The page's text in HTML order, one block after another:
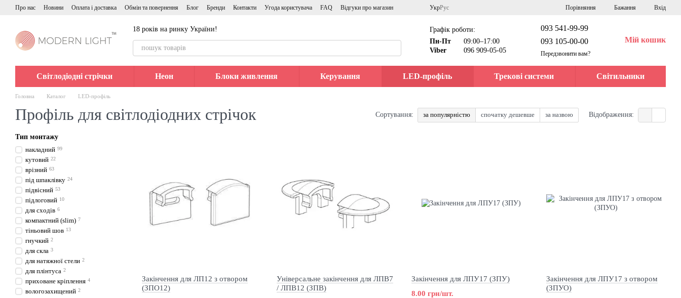
Перейти до основного контенту
Про нас Новини Оплата і доставка Обмін та повернення Блог Бренди Контакти Угода користувача FAQ Відгуки про магазин УкрРус Порівняння Бажання Вхід
18 років на ринку України!
Графік роботи:
Пн-Пт
09:00–17:00
Viber
096 909-05-05
093 541-99-99
093 105-00-00
Передзвонити вам?
Мій кошик
Світлодіодні стрічки Неон Блоки живлення Керування LED-профіль Трекові системи Світильники
Головна Каталог LED-профіль
Профіль для світлодіодних стрічок Сортування: за популярністю спочатку дешевше за назвою Відображення:
Закінчення для ЛП12 з отвором
(ЗПО12)
Універсальне закінчення для ЛПВ7
/ ЛПВ12 (ЗПВ)
Закінчення для ЛПУ17 (ЗПУ)
8.00 грн/шт.
Закінчення для ЛПУ17 з отвором
(ЗПУО)
Тип монтажу
накладний 99
кутовий 22
врізний 63
під шпаклівку 24
підвісний 53
підлоговий 10
для сходів 6
компактний (slim) 7
тіньовий шов 13
гнучкий 2
для скла 3
для натяжної стели 2
для плінтуса 2
приховане кріплення 4
вологозахищений 2